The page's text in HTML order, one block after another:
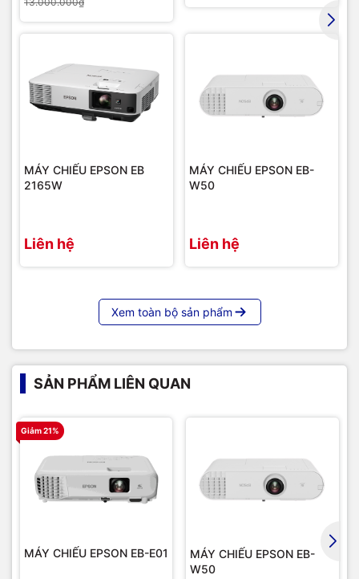
Liên hệ ngay với chúng tôi để được tư vấn rõ hơn về
Email:avc.hanoi@gmail.com
tối đa
Kích thước máy
345 x 261 x 99mm
24 tháng cho thân máy, 12 tháng
MÁY CHIẾU EPSON EB
2165W
Liên hệ
MÁY CHIẾU EPSON EB-
W50
Liên hệ
Xem toàn bộ sản phẩm
SẢN PHẨM LIÊN QUAN
Giảm 21%
MÁY CHIẾU EPSON EB-E01
MÁY CHIẾU EPSON EB-
W50